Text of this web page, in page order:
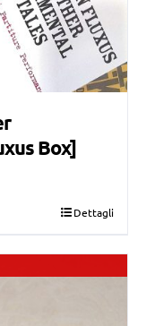
Box]
Dettagli